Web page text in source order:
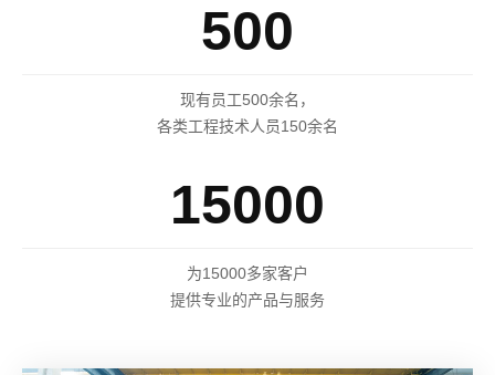
500
现有员工500余名，
各类工程技术人员150余名
15000
为15000多家客户
提供专业的产品与服务